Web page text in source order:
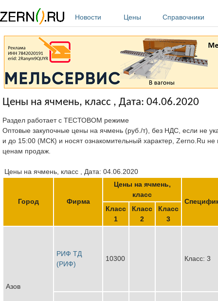
Новости
Цены Справочники
Цены на ячмень, класс , Дата: 04.06.2020
Раздел работает с ТЕСТОВОМ режиме
Оптовые закупочные цены на ячмень (руб./т), без НДС, если не
и до 15:00 (МСК) и носят ознакомительный характер, Zerno.Ru не
ценам продаж.
Цены на ячмень, класс , Дата: 04.06.2020
Город Фирма
Цены на ячмень,
класс
Класс
1
Класс
2
Класс
3
Азов
РИФ ТД
(РИФ)
10300 Класс: 3